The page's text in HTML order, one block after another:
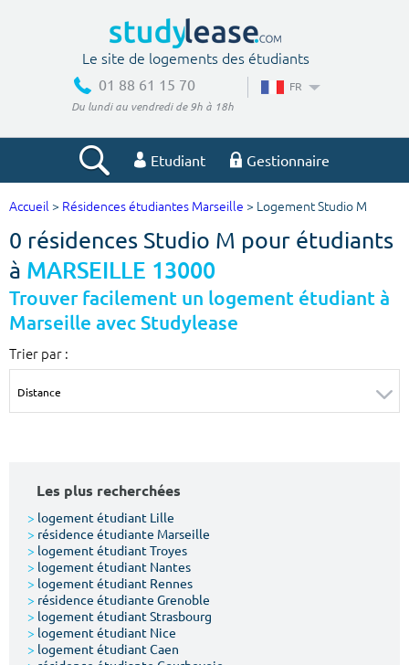
Le site de logements des étudiants
01 88 61 15 70
Du lundi au vendredi de 9h à 18h
FR
Etudiant Gestionnaire
Votre recherche
Ville, école
Type de location
Votre date d'entrée
Accueil > Résidences étudiantes Marseille > Logement Studio M
0 résidences Studio M pour étudiants
à MARSEILLE 13000
Trouver facilement un logement étudiant à
Marseille avec Studylease
Trier par :
Les plus recherchées
> logement étudiant Lille
> résidence étudiante Marseille
> logement étudiant Troyes
> logement étudiant Nantes
> logement étudiant Rennes
> résidence étudiante Grenoble
> logement étudiant Strasbourg
> logement étudiant Nice
> logement étudiant Caen